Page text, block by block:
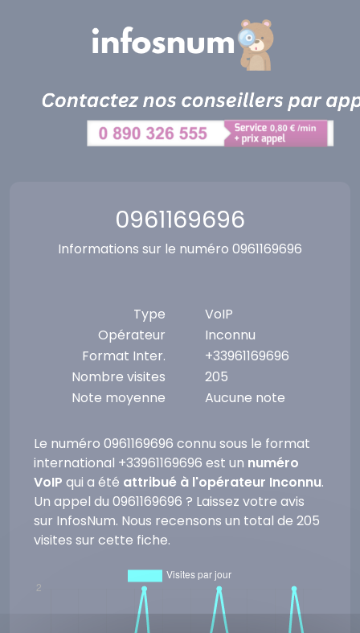
0961169696
Informations sur le numéro 0961169696
Type
VoIP
Opérateur
Inconnu
Format Inter.
+33961169696
Nombre visites
205
Note moyenne
Aucune note
Le numéro 0961169696 connu sous le format
international +33961169696 est un numéro
VoIP qui a été attribué à l'opérateur Inconnu.
Un appel du 0961169696 ? Laissez votre avis
sur InfosNum. Nous recensons un total de 205
visites sur cette fiche.